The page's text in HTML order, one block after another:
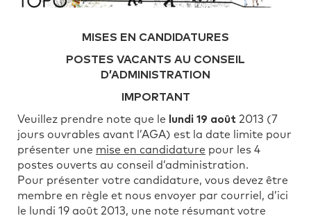
MISES EN CANDIDATURES
POSTES VACANTS AU CONSEIL
D’ADMINISTRATION
IMPORTANT
Veuillez prendre note que le
lundi 19 août 2013 (7
jours ouvrables avant l’AGA) est la date limite pour
présenter une mise en candidature pour les 4
postes ouverts au conseil d’administration.
Pour présenter votre candidature, vous devez être
membre en règle et nous envoyer par courriel, d’ici
le lundi 19 août 2013, une note résumant votre